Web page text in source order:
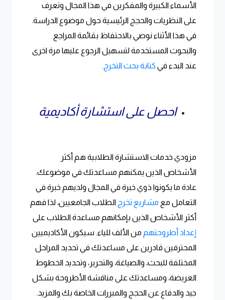
الأسماء الكبيرة والمفكرين في هذا المجال وتعرف
على النظريات والحجج الرئيسية حول موضوع الدراسة.
في هذا الأثناء نوصي بالاحتفاظ بقائمة المراجع
والبحوث المستخدمة لتسهيل الرجوع عليها مرة اخرى
عند البدء في كتابة بحث التخرج .
احصل على استشارة أكاديمية
مزودي خدمات الاستشارة الطلابية هم أكثر
الأشخاص الذين يمكنهم مساعدتك في موضوعك.
عادة ما يكونوا ذوي خبرة في المجال ولديهم خبرة في
التعامل مع مشاريع تخرج الطلاب الجامعيين، لذا فهم
أكثر الأشخاص الذين بإمكانهم مساعدة الطلاب على
إعداد أطروحتهم من الألف للياء. سيكون الأكاديميين
المحترفين قادرين على مساعدتك في تحديد المراحل
المختلفة للبحث، والصياغة، والتحرير، وتحديد الخطوط
العريضة، ومساعدتك على مناقشة الأطروحة بشكل
جيد والدفاع عن الحجج والمبررات الخاصة بك والمزيد.